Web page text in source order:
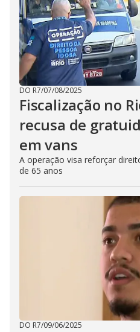
DO R7/07/08/2025
Fiscalização no
recusa de
em vans
A operação visa reforçar
de 65 anos
DO R7/09/06/2025